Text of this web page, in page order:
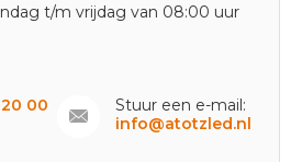
t/m vrijdag van 08:00 uur
00
Stuur een e-mail:
info@atotzled.nl